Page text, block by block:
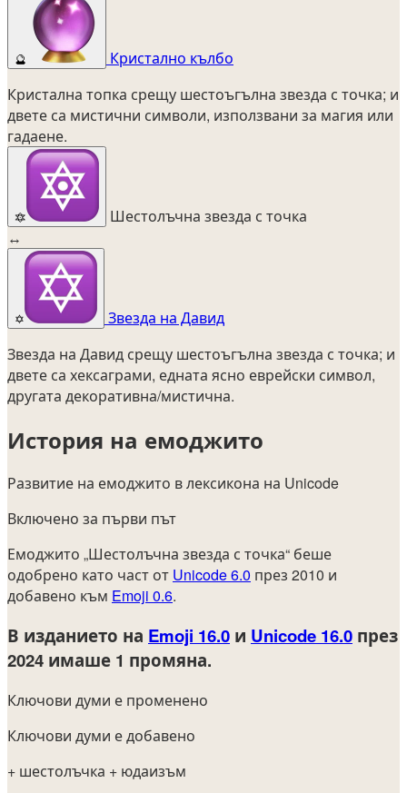
🔮
Кристално кълбо
Кристална топка срещу шестоъгълна звезда с точка; и
двете са мистични символи, използвани за магия или
гадаене.
🔯
Шестолъчна звезда с точка
↔
✡️
Звезда на Давид
Звезда на Давид срещу шестоъгълна звезда с точка; и
двете са хексаграми, едната ясно еврейски символ,
другата декоративна/мистична.
История на емоджито
Развитие на емоджито в лексикона на Unicode
Включено за първи път
Емоджито „Шестолъчна звезда с точка“ беше
одобрено като част от Unicode 6.0 през 2010 и
добавено към Emoji 0.6.
В изданието на Emoji 16.0 и Unicode 16.0 през
2024 имаше 1 промяна.
Ключови думи е променено
Ключови думи е добавено
+ шестолъчка + юдаизъм